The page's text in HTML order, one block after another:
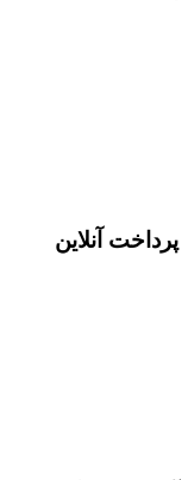
پرداخت آنلاین